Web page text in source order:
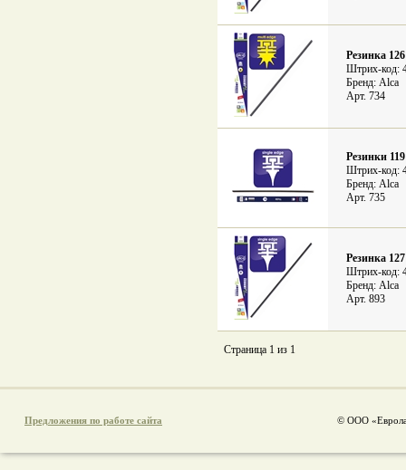
Резинка
Штрих-код:
Бренд: Alca
Арт. 734
Резинки
Штрих-код:
Бренд: Alca
Арт. 735
Резинка
Штрих-код:
Бренд: Alca
Арт. 893
Страница 1 из 1
Предложения по работе сайта © ООО